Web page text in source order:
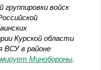
войск
Курской области
ВСУ в районе
Минобороны.